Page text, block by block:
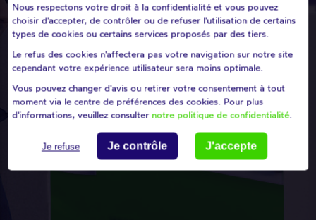
Nous respectons votre droit à la confidentialité et vous pouvez
choisir d'accepter, de contrôler ou de refuser l'utilisation de certains
types de cookies ou certains services proposés par des tiers.
Le refus des cookies n'affectera pas votre navigation sur notre site
cependant votre expérience utilisateur sera moins optimale.
Vous pouvez changer d'avis ou retirer votre consentement à tout
moment via le centre de préférences des cookies. Pour plus
d'informations, veuillez consulter notre politique de confidentialité.
Je refuse Je contrôle J'accepte